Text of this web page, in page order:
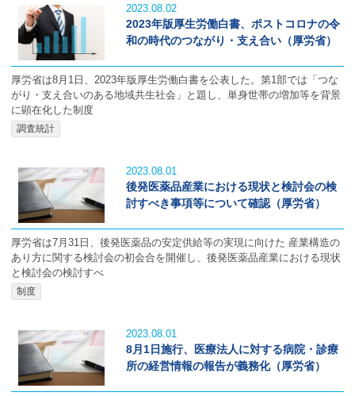
2023.08.02
2023年版厚生労働白書、ポストコロナの令
和の時代のつながり・支え合い（厚労省）
厚労省は8月1日、2023年版厚生労働白書を公表した。第1部では「つな
がり・支え合いのある地域共生社会」と題し、単身世帯の増加等を背景
に顕在化した制度
調査統計
2023.08.01
後発医薬品産業における現状と検討会の検
討すべき事項等について確認（厚労省）
厚労省は7月31日、後発医薬品の安定供給等の実現に向けた 産業構造の
あり方に関する検討会の初会合を開催し、後発医薬品産業における現状
と検討会の検討すべ
制度
2023.08.01
8月1日施行、医療法人に対する病院・診療
所の経営情報の報告が義務化（厚労省）